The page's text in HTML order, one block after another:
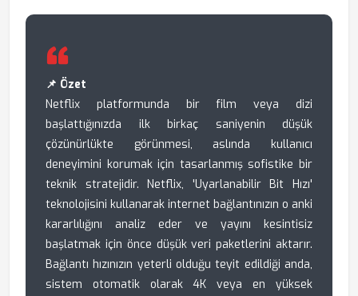
📌 Özet
Netflix platformunda bir film veya dizi
başlattığınızda ilk birkaç saniyenin düşük
çözünürlükte görünmesi, aslında kullanıcı
deneyimini korumak için tasarlanmış sofistike bir
teknik stratejidir. Netflix, 'Uyarlanabilir Bit Hızı'
teknolojisini kullanarak internet bağlantınızın o anki
kararlılığını analiz eder ve yayını kesintisiz
başlatmak için önce düşük veri paketlerini aktarır.
Bağlantı hızınızın yeterli olduğu teyit edildiği anda,
sistem otomatik olarak 4K veya en yüksek